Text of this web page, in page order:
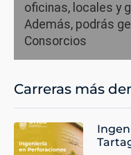
oficinas, locales y
Además, podrás
Consorcios
Carreras más